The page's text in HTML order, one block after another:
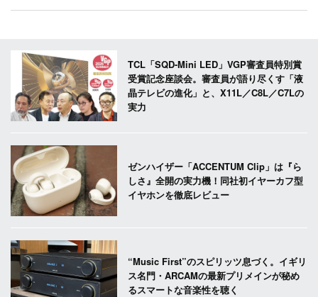
TCL「SQD-Mini LED」VGP審査員特別賞
受賞記念座談会。審査員が語り尽くす「液
晶テレビの進化」と、X11L／C8L／C7Lの
実力
ゼンハイザー「ACCENTUM Clip」は『ら
しさ』全開の実力機！同社初イヤーカフ型
イヤホンを徹底レビュー
“Music First”のスピリッツ息づく。イギリ
ス名門・ARCAMの最新プリメインが秘め
るスマートな音楽性を聴く